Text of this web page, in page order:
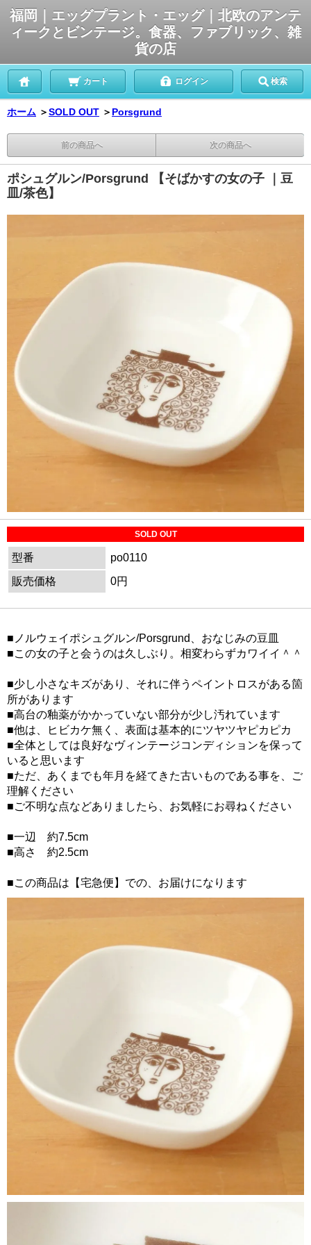
福岡｜エッグプラント・エッグ｜北欧のアンテ
ィークとビンテージ。食器、ファブリック、雑
貨の店
カート ログイン 検索
ホーム ＞SOLD OUT ＞ Porsgrund
前の商品へ 次の商品へ
ポシュグルン/Porsgrund 【そばかすの女の子 ｜豆
皿/茶色】
SOLD OUT
型番
po0110
販売価格
0円
■ノルウェイポシュグルン/Porsgrund、おなじみの豆皿
■この女の子と会うのは久しぶり。相変わらずカワイイ＾＾
■少し小さなキズがあり、それに伴うペイントロスがある箇
所があります
■高台の釉薬がかかっていない部分が少し汚れています
■他は、ヒビカケ無く、表面は基本的にツヤツヤピカピカ
■全体としては良好なヴィンテージコンディションを保って
いると思います
■ただ、あくまでも年月を経てきた古いものである事を、ご
理解ください
■ご不明な点などありましたら、お気軽にお尋ねください
■一辺 約7.5cm
■高さ 約2.5cm
■この商品は【宅急便】での、お届けになります